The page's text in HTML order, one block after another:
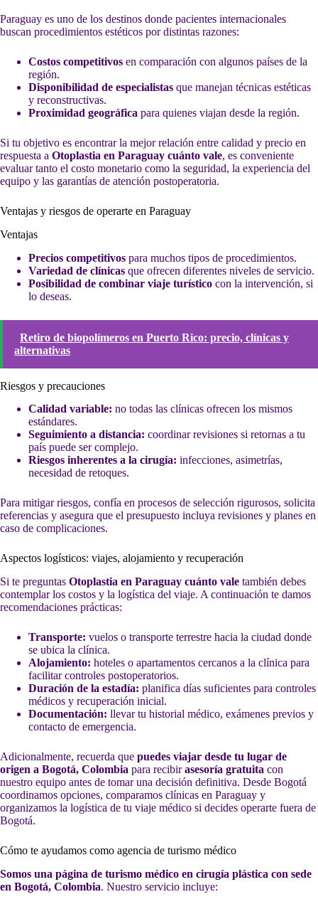
Paraguay es uno de los destinos donde pacientes internacionales
buscan procedimientos estéticos por distintas razones:
Costos competitivos en comparación con algunos países de la
región.
Disponibilidad de especialistas que manejan técnicas estéticas
y reconstructivas.
Proximidad geográfica para quienes viajan desde la región.
Si tu objetivo es encontrar la mejor relación entre calidad y precio en
respuesta a Otoplastia en Paraguay cuánto vale, es conveniente
evaluar tanto el costo monetario como la seguridad, la experiencia del
equipo y las garantías de atención postoperatoria.
Ventajas y riesgos de operarte en Paraguay
Ventajas
Precios competitivos para muchos tipos de procedimientos.
Variedad de clínicas que ofrecen diferentes niveles de servicio.
Posibilidad de combinar viaje turístico con la intervención, si
lo deseas.
Retiro de biopolímeros en Puerto Rico: precio, clínicas y
alternativas
Riesgos y precauciones
Calidad variable: no todas las clínicas ofrecen los mismos
estándares.
Seguimiento a distancia: coordinar revisiones si retornas a tu
país puede ser complejo.
Riesgos inherentes a la cirugía: infecciones, asimetrías,
necesidad de retoques.
Para mitigar riesgos, confía en procesos de selección rigurosos, solicita
referencias y asegura que el presupuesto incluya revisiones y planes en
caso de complicaciones.
Aspectos logísticos: viajes, alojamiento y recuperación
Si te preguntas Otoplastia en Paraguay cuánto vale también debes
contemplar los costos y la logística del viaje. A continuación te damos
recomendaciones prácticas:
Transporte: vuelos o transporte terrestre hacia la ciudad donde
se ubica la clínica.
Alojamiento: hoteles o apartamentos cercanos a la clínica para
facilitar controles postoperatorios.
Duración de la estadía: planifica días suficientes para controles
médicos y recuperación inicial.
Documentación: llevar tu historial médico, exámenes previos y
contacto de emergencia.
Adicionalmente, recuerda que puedes viajar desde tu lugar de
origen a Bogotá, Colombia para recibirasesoría gratuita con
nuestro equipo antes de tomar una decisión definitiva. Desde Bogotá
coordinamos opciones, comparamos clínicas en Paraguay y
organizamos la logística de tu viaje médico si decides operarte fuera de
Bogotá.
Cómo te ayudamos como agencia de turismo médico
Somos una página de turismo médico en cirugía plástica con sede
en Bogotá, Colombia. Nuestro servicio incluye: